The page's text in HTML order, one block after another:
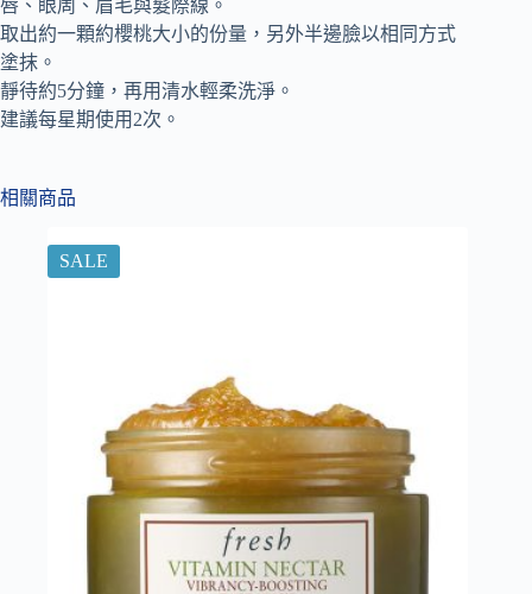
唇、眼周、眉毛與髮際線。
取出約一顆約櫻桃大小的份量，另外半邊臉以相同方式
塗抹。
靜待約5分鐘，再用清水輕柔洗淨。
建議每星期使用2次。
相關商品
SALE